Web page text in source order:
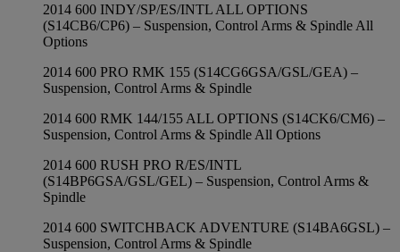
2014 600 INDY/SP/ES/INTL ALL OPTIONS
(S14CB6/CP6) – Suspension, Control Arms & Spindle All
Options
2014 600 PRO RMK 155 (S14CG6GSA/GSL/GEA) –
Suspension, Control Arms & Spindle
2014 600 RMK 144/155 ALL OPTIONS (S14CK6/CM6) –
Suspension, Control Arms & Spindle All Options
2014 600 RUSH PRO R/ES/INTL
(S14BP6GSA/GSL/GEL) – Suspension, Control Arms &
Spindle
2014 600 SWITCHBACK ADVENTURE (S14BA6GSL) –
Suspension, Control Arms & Spindle